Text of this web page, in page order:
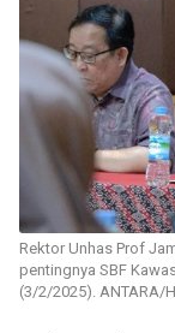
Rektor Unhas Prof
pentingnya SBF
(3/2/2025). ANTARA/